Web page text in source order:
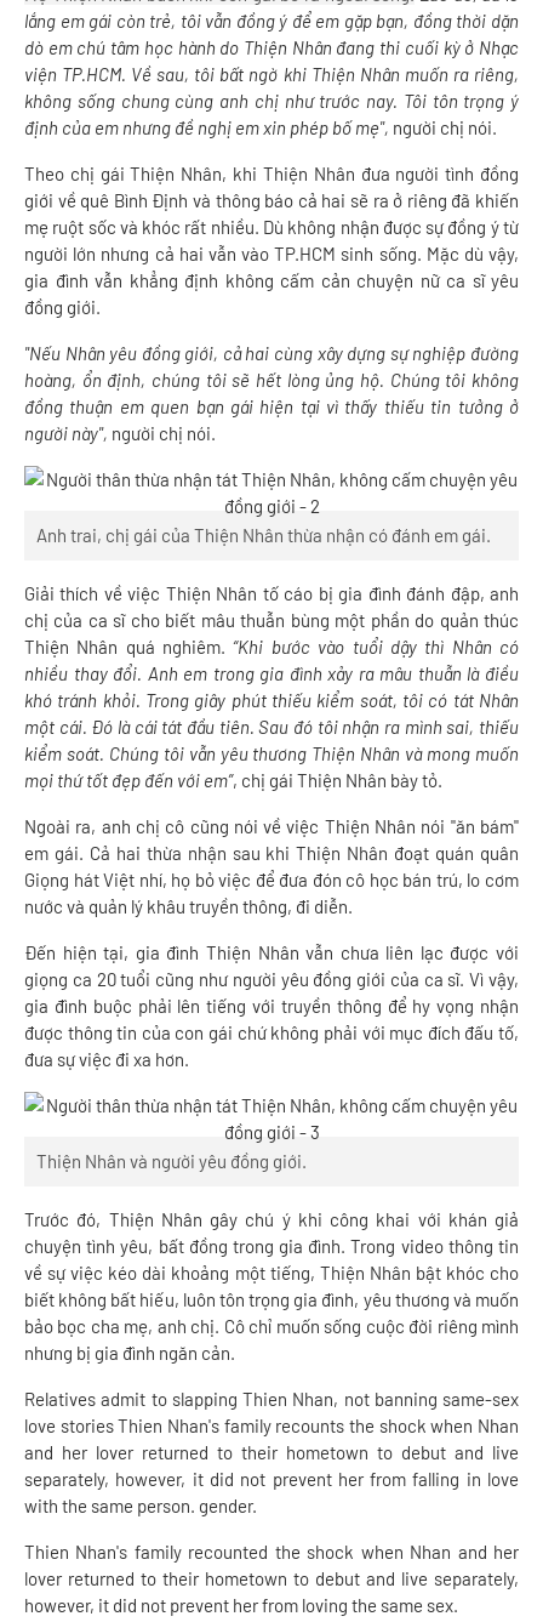
lắng em gái còn trẻ, tôi vẫn đồng ý để em gặp bạn, đồng thời dặn
dò em chú tâm học hành do Thiện Nhân đang thi cuối kỳ ở Nhạc
viện TP.HCM. Về sau, tôi bất ngờ khi Thiện Nhân muốn ra riêng,
không sống chung cùng anh chị như trước nay. Tôi tôn trọng ý
định của em nhưng đề nghị em xin phép bố mẹ", người chị nói.
Theo chị gái Thiện Nhân, khi Thiện Nhân đưa người tình đồng
giới về quê Bình Định và thông báo cả hai sẽ ra ở riêng đã khiến
mẹ ruột sốc và khóc rất nhiều. Dù không nhận được sự đồng ý từ
người lớn nhưng cả hai vẫn vào TP.HCM sinh sống. Mặc dù vậy,
gia đình vẫn khẳng định không cấm cản chuyện nữ ca sĩ yêu
đồng giới.
"Nếu Nhân yêu đồng giới, cả hai cùng xây dựng sự nghiệp đường
hoàng, ổn định, chúng tôi sẽ hết lòng ủng hộ. Chúng tôi không
đồng thuận em quen bạn gái hiện tại vì thấy thiếu tin tưởng ở
người này", người chị nói.
Anh trai, chị gái của Thiện Nhân thừa nhận có đánh em gái.
Giải thích về việc Thiện Nhân tố cáo bị gia đình đánh đập, anh
chị của ca sĩ cho biết mâu thuẫn bùng một phần do quản thúc
Thiện Nhân quá nghiêm. “Khi bước vào tuổi dậy thì Nhân có
nhiều thay đổi. Anh em trong gia đình xảy ra mâu thuẫn là điều
khó tránh khỏi. Trong giây phút thiếu kiểm soát, tôi có tát Nhân
một cái. Đó là cái tát đầu tiên. Sau đó tôi nhận ra mình sai, thiếu
kiểm soát. Chúng tôi vẫn yêu thương Thiện Nhân và mong muốn
mọi thứ tốt đẹp đến với em”, chị gái Thiện Nhân bày tỏ.
Ngoài ra, anh chị cô cũng nói về việc Thiện Nhân nói "ăn bám"
em gái. Cả hai thừa nhận sau khi Thiện Nhân đoạt quán quân
Giọng hát Việt nhí, họ bỏ việc để đưa đón cô học bán trú, lo cơm
nước và quản lý khâu truyền thông, đi diễn.
Đến hiện tại, gia đình Thiện Nhân vẫn chưa liên lạc được với
giọng ca 20 tuổi cũng như người yêu đồng giới của ca sĩ. Vì vậy,
gia đình buộc phải lên tiếng với truyền thông để hy vọng nhận
được thông tin của con gái chứ không phải với mục đích đấu tố,
đưa sự việc đi xa hơn.
Thiện Nhân và người yêu đồng giới.
Trước đó, Thiện Nhân gây chú ý khi công khai với khán giả
chuyện tình yêu, bất đồng trong gia đình. Trong video thông tin
về sự việc kéo dài khoảng một tiếng, Thiện Nhân bật khóc cho
biết không bất hiếu, luôn tôn trọng gia đình, yêu thương và muốn
bảo bọc cha mẹ, anh chị. Cô chỉ muốn sống cuộc đời riêng mình
nhưng bị gia đình ngăn cản.
Relatives admit to slapping Thien Nhan, not banning same-sex
love stories Thien Nhan's family recounts the shock when Nhan
and her lover returned to their hometown to debut and live
separately, however, it did not prevent her from falling in love
with the same person. gender.
Thien Nhan's family recounted the shock when Nhan and her
lover returned to their hometown to debut and live separately,
however, it did not prevent her from loving the same sex.